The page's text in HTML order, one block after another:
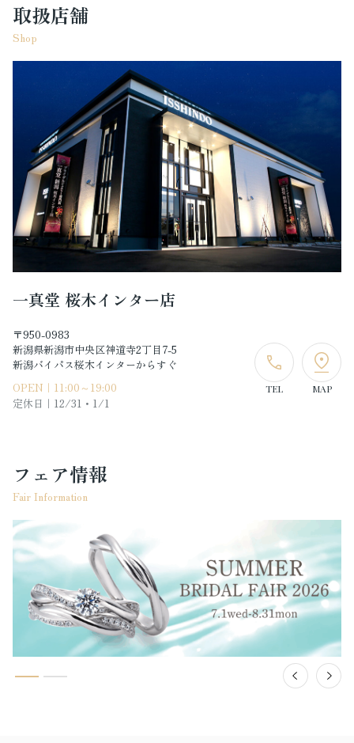
取扱店舗
Shop
一真堂 桜木インター店
〒950-0983
新潟県新潟市中央区神道寺2丁目7-5
新潟バイパス桜木インターからすぐ
OPEN｜11:00～19:00
定休日｜ 12/31・1/1
TEL MAP
フェア情報
Fair Information